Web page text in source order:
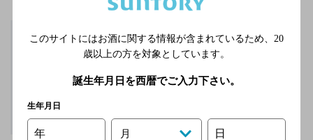
線 和歌山駅／ＪＲき
のくに線 和歌山駅／
ＪＲ阪和線 和歌山駅
和歌山駅
このサイトにはお酒に関する情報が含まれているため、 20
歳以上の方を対象としています。
誕生年月日を西暦でご入力下さい。
生年月日
年 月 日